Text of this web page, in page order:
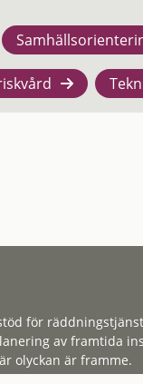
för
av framtida
olyckan är framme.